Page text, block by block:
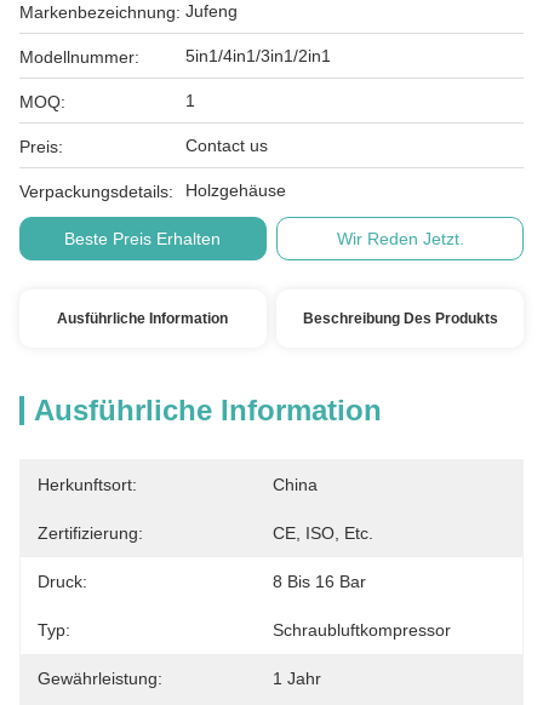
Markenbezeichnung: Jufeng
Modellnummer: 5in1/4in1/3in1/2in1
MOQ: 1
Preis: Contact us
Verpackungsdetails: Holzgehäuse
Beste Preis Erhalten Wir Reden Jetzt.
Ausführliche Information Beschreibung Des Produkts
Ausführliche Information
Herkunftsort: China
Zertifizierung: CE, ISO, Etc.
Druck: 8 Bis 16 Bar
Typ: Schraubluftkompressor
Gewährleistung: 1 Jahr